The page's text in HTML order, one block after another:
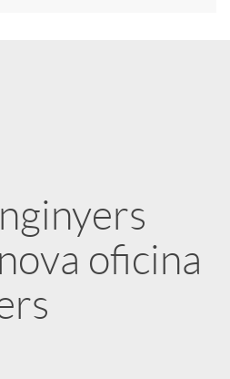
oficina